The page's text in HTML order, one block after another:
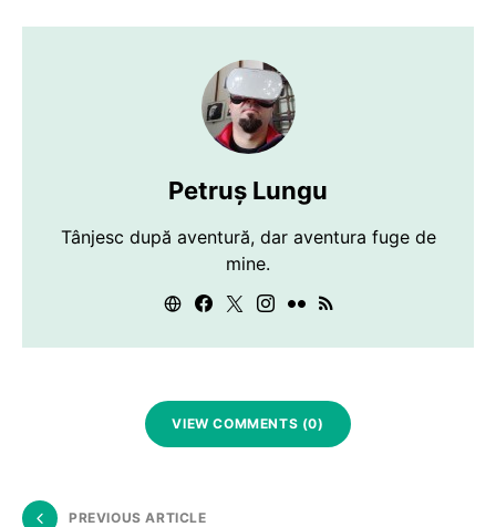
Petruș Lungu
Tânjesc după aventură, dar aventura fuge de
mine.
VIEW COMMENTS (0)
PREVIOUS ARTICLE